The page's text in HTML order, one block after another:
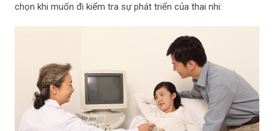
chọn khi muốn đi kiểm tra sự phát triển của thai nhi:
g
C
ũ